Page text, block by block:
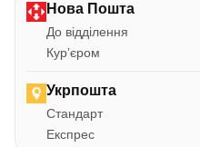
Нова Пошта
До відділення
Курʼєром
Укрпошта
Стандарт
Експрес